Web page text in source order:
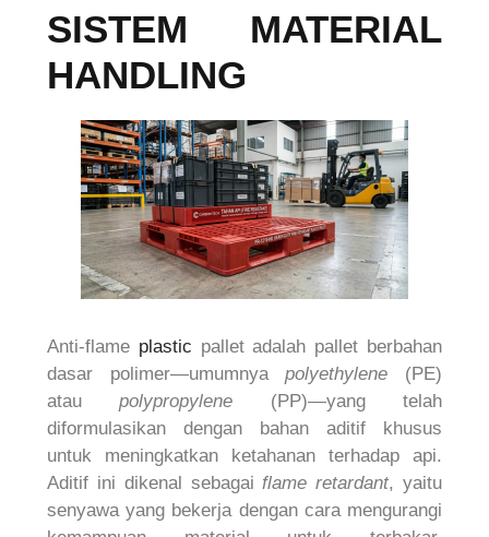
SISTEM MATERIAL
HANDLING
Anti-flame plastic pallet adalah pallet berbahan
dasar polimer—umumnyapolyethylene (PE)
ataupolypropylene (PP)—yang telah
diformulasikan dengan bahan aditif khusus
untuk meningkatkan ketahanan terhadap api.
Aditif ini dikenal sebagaiflame retardant, yaitu
senyawa yang bekerja dengan cara mengurangi